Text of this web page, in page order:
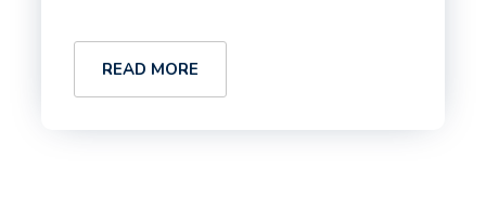
READ MORE